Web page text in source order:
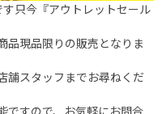
只今『アウトレットセール
品現品限りの販売となりま
舗スタッフまでお尋ねくだ